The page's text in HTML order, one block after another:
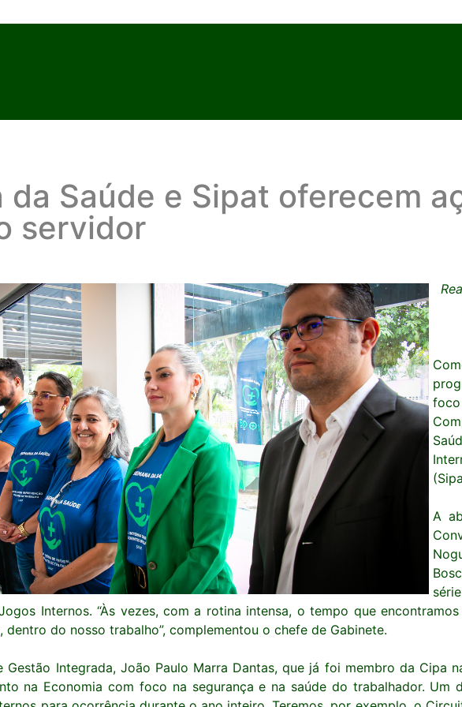
da Saúde e Sipat oferecem
servidor
foco
A
Internos. “Às vezes, com a rotina intensa, o tempo que
dentro do nosso trabalho”, complementou o chefe de Gabinete.
Gestão Integrada, João Paulo Marra Dantas, que já foi membro da Cipa
na Economia com foco na segurança e na saúde do trabalhador. Um